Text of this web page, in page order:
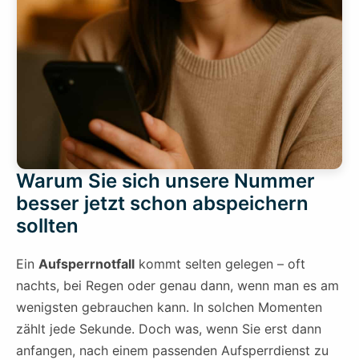
Warum Sie sich unsere Nummer
besser jetzt schon abspeichern
sollten
Ein Aufsperrnotfall kommt selten gelegen – oft
nachts, bei Regen oder genau dann, wenn man es am
wenigsten gebrauchen kann. In solchen Momenten
zählt jede Sekunde. Doch was, wenn Sie erst dann
anfangen, nach einem passenden Aufsperrdienst zu